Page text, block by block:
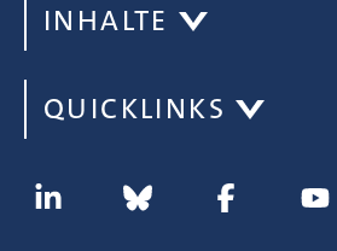
INHALTE
QUICKLINKS